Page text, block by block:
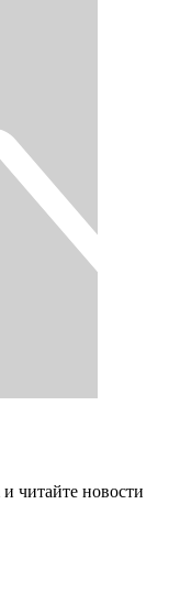
читайте новости